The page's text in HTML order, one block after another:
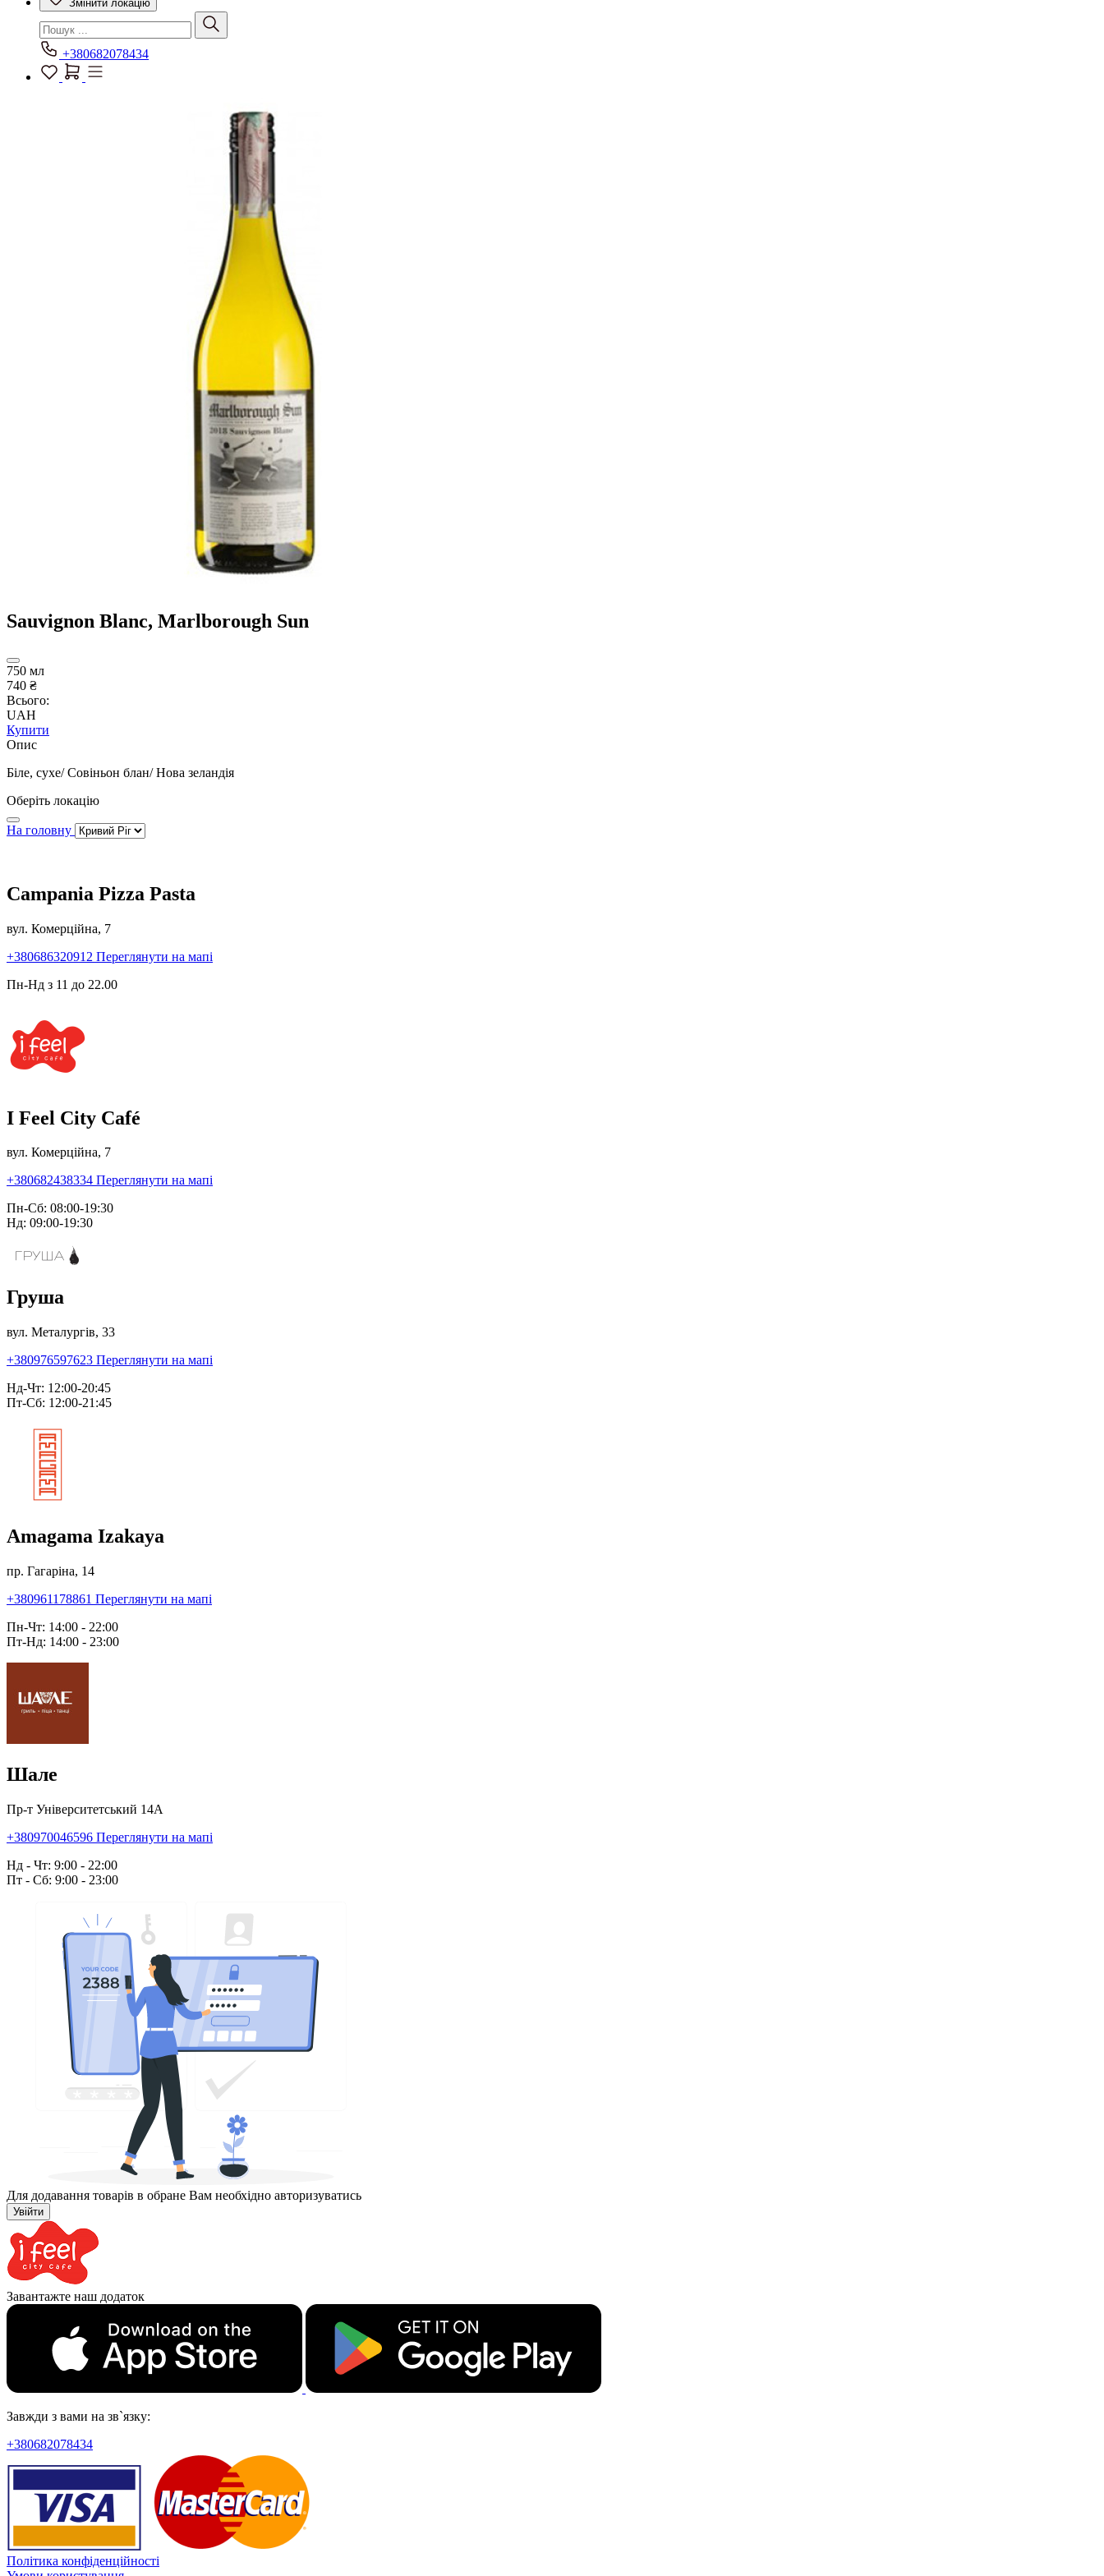
Змінити локацію
+380682078434
Sauvignon Blanc, Marlborough Sun
750 мл
740 ₴
Всього:
UAH
Купити
Опис
Біле, сухе/ Совіньон блан/ Нова зеландія
Оберіть локацію
На головну
Campania Pizza Pasta
вул. Комерційна, 7
+380686320912 Переглянути на мапі
Пн-Нд з 11 до 22.00
I Feel City Café
вул. Комерційна, 7
+380682438334 Переглянути на мапі
Пн-Сб: 08:00-19:30
Нд: 09:00-19:30
Груша
вул. Металургів, 33
+380976597623 Переглянути на мапі
Нд-Чт: 12:00-20:45
Пт-Сб: 12:00-21:45
Amagama Izakaya
пр. Гагаріна, 14
+380961178861 Переглянути на мапі
Пн-Чт: 14:00 - 22:00
Пт-Нд: 14:00 - 23:00
Шале
Пр-т Університетський 14А
+380970046596 Переглянути на мапі
Нд - Чт: 9:00 - 22:00
Пт - Сб: 9:00 - 23:00
Для додавання товарів в обране Вам необхідно авторизуватись
Увійти
Завантажте наш додаток
Завжди з вами на зв`язку:
+380682078434
Політика конфіденційності